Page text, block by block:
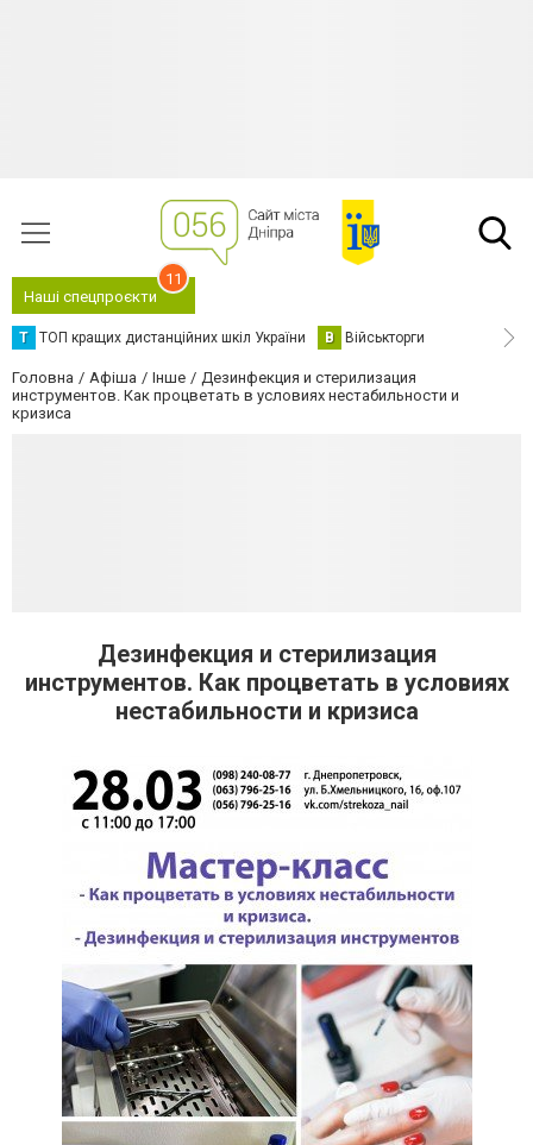
Наші спецпроєкти
11
Т ТОП кращих дистанційних шкіл України В Військторги
Головна Афіша Інше
Дезинфекция и стерилизация
инструментов. Как процветать в условиях нестабильности и
кризиса
Дезинфекция и стерилизация
инструментов. Как процветать в условиях
нестабильности и кризиса